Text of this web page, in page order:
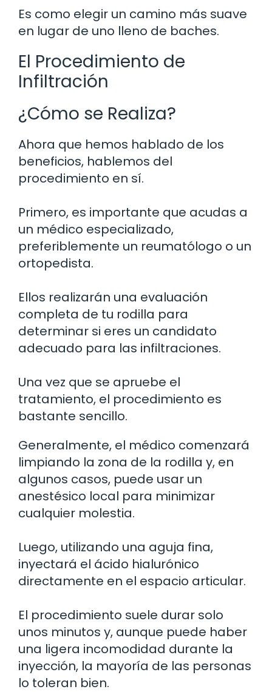
Es como elegir un camino más suave
en lugar de uno lleno de baches.
El Procedimiento de
Infiltración
¿Cómo se Realiza?
Ahora que hemos hablado de los
beneficios, hablemos del
procedimiento en sí.
Primero, es importante que acudas a
un médico especializado,
preferiblemente un reumatólogo o un
ortopedista.
Ellos realizarán una evaluación
completa de tu rodilla para
determinar si eres un candidato
adecuado para las infiltraciones.
Una vez que se apruebe el
tratamiento, el procedimiento es
bastante sencillo.
Generalmente, el médico comenzará
limpiando la zona de la rodilla y, en
algunos casos, puede usar un
anestésico local para minimizar
cualquier molestia.
Luego, utilizando una aguja fina,
inyectará el ácido hialurónico
directamente en el espacio articular.
El procedimiento suele durar solo
unos minutos y, aunque puede haber
una ligera incomodidad durante la
inyección, la mayoría de las personas
lo toleran bien.